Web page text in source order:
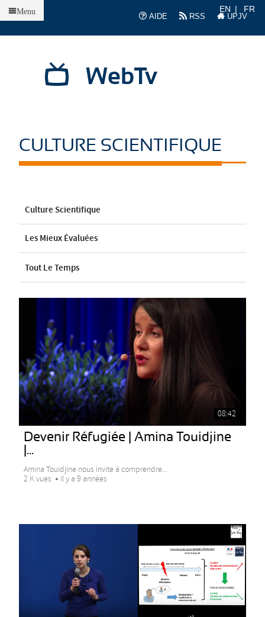
AIDE
RSS UPJV
EN FR
WebTv
Menu
CULTURE SCIENTIFIQUE
Culture Scientifique
Les Mieux Évaluées
Tout Le Temps
08:42
Devenir Réfugiée | Amina Touidjine
|...
Amina Touidjine nous invite à comprendre...
2 K vues
Il y a 9 années